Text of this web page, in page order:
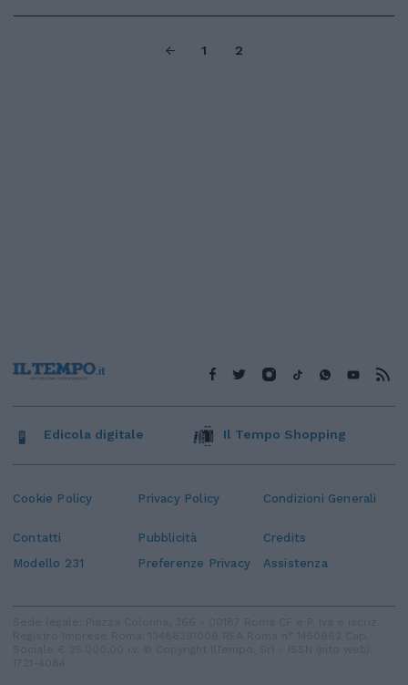
1 2
Cookie Policy Privacy Policy Condizioni Generali
Contatti Pubblicità
Credits
Modello 231
Preferenze Privacy Assistenza
Edicola digitale Il Tempo Shopping